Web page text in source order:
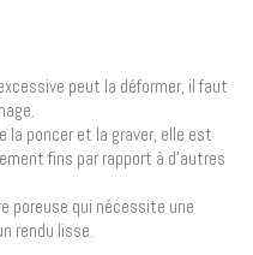
peut la déformer, il faut
la poncer et la graver, elle est
fins par rapport à d’autres
poreuse qui nécessite une
rendu lisse.